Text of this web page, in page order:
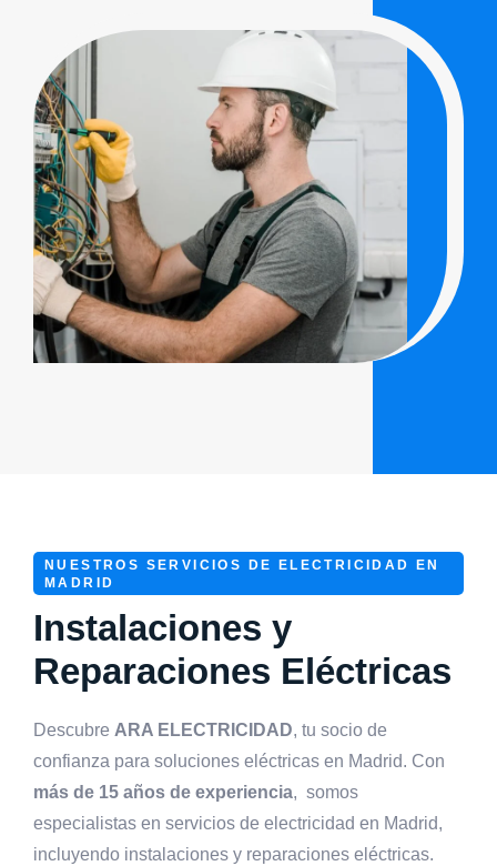
NUESTROS SERVICIOS DE ELECTRICIDAD EN
MADRID
Instalaciones y
Reparaciones Eléctricas
Descubre ARA ELECTRICIDAD, tu socio de
confianza para soluciones eléctricas en Madrid. Con
más de 15 años de experiencia, somos
especialistas en servicios de electricidad en Madrid,
incluyendo instalaciones y reparaciones eléctricas.